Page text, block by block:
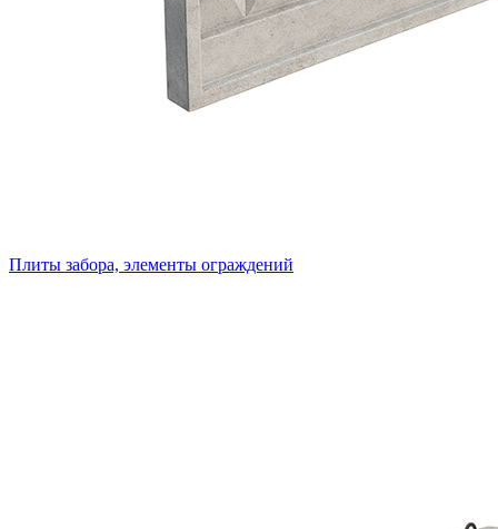
Плиты забора, элементы ограждений